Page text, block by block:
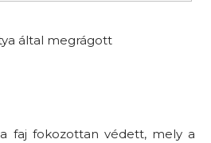
által megrágott
faj fokozottan védett, mely a